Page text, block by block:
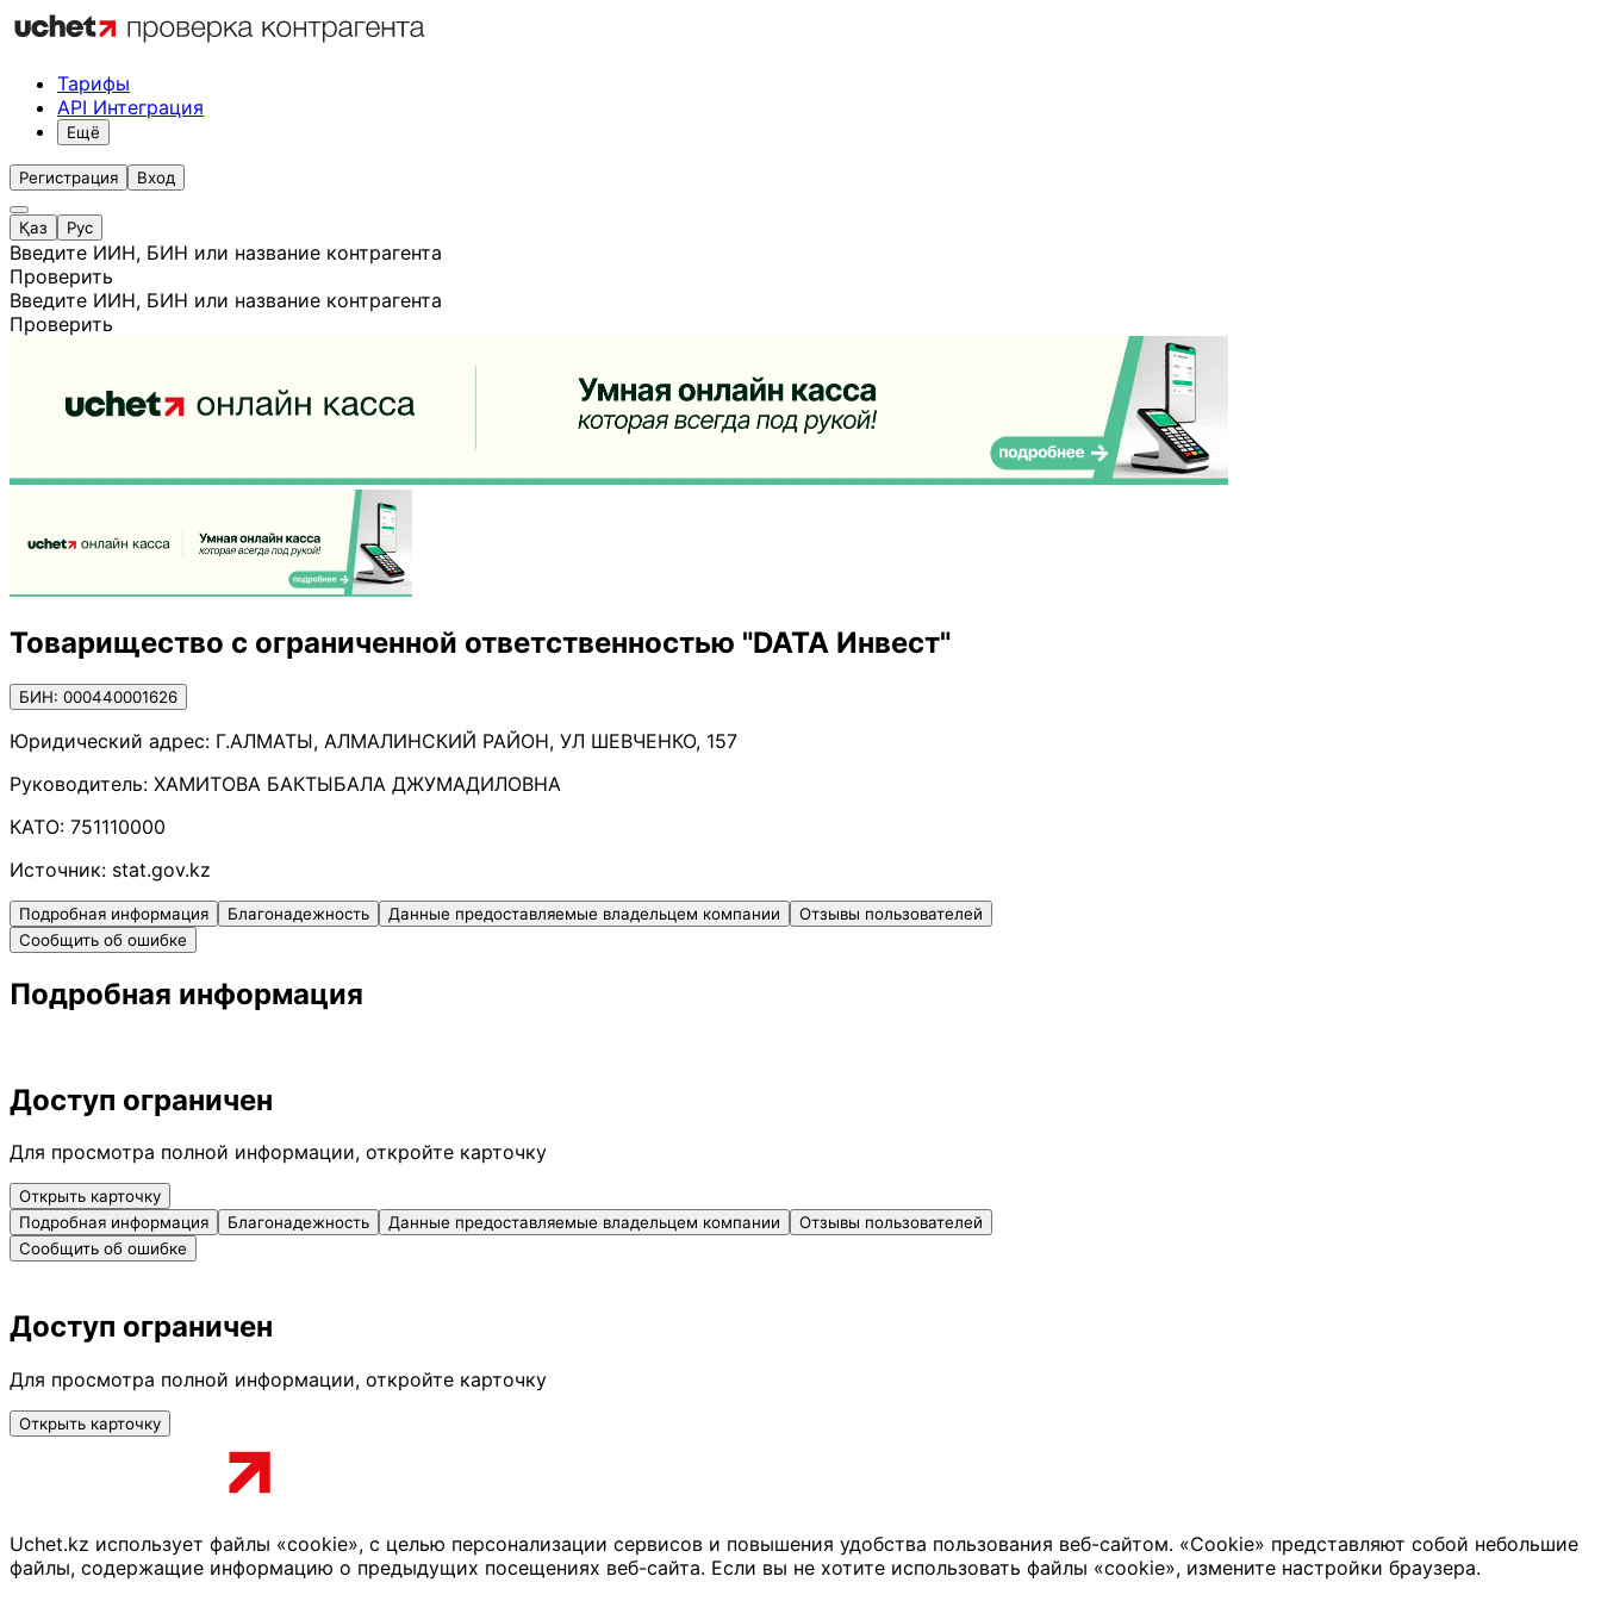
Тарифы
API Интеграция
Ещё
Регистрация Вход
Қаз Рус
Введите ИИН, БИН или название контрагента
Проверить
Введите ИИН, БИН или название контрагента
Проверить
Товарищество с ограниченной ответственностью "DATA Инвест"
БИН: 000440001626
Юридический адрес: Г.АЛМАТЫ, АЛМАЛИНСКИЙ РАЙОН, УЛ ШЕВЧЕНКО, 157
Руководитель: ХАМИТОВА БАКТЫБАЛА ДЖУМАДИЛОВНА
КАТО: 751110000
Источник: stat.gov.kz
Подробная информация Благонадежность Данные предоставляемые владельцем компании
Отзывы пользователей
Сообщить об ошибке
Подробная информация
Доступ ограничен
Для просмотра полной информации, откройте карточку
Открыть карточку
Подробная информация
Благонадежность Данные предоставляемые владельцем компании
Отзывы пользователей
Сообщить об ошибке
Доступ ограничен
Для просмотра полной информации, откройте карточку
Открыть карточку
Uchet.kz использует файлы «cookie», с целью персонализации сервисов и повышения удобства пользования веб-сайтом. «Cookie» представляют собой небольшие
файлы, содержащие информацию о предыдущих посещениях веб-сайта. Если вы не хотите использовать файлы «cookie», измените настройки браузера.